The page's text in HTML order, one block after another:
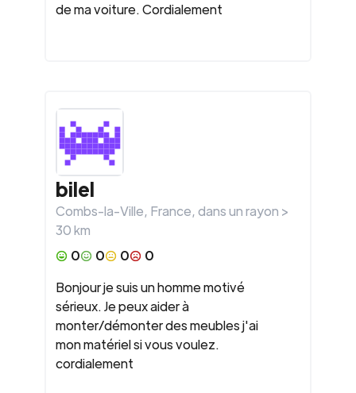
de ma voiture. Cordialement
bilel
Combs-la-Ville, France, dans un rayon >
30km
0
0 0
0
Bonjour je suis un homme motivé
sérieux. Je peux aider à
monter/démonter des meubles j'ai
mon matériel si vous voulez.
cordialement